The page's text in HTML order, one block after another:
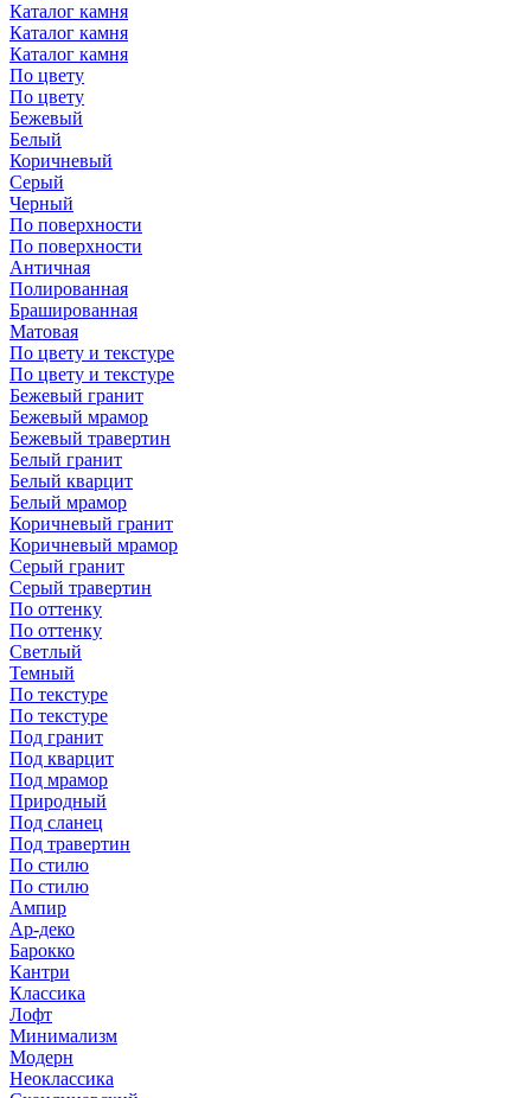
Каталог камня
Каталог камня
Каталог камня
По цвету
По цвету
Бежевый
Белый
Коричневый
Серый
Черный
По поверхности
По поверхности
Античная
Полированная
Брашированная
Матовая
По цвету и текстуре
По цвету и текстуре
Бежевый гранит
Бежевый мрамор
Бежевый травертин
Белый гранит
Белый кварцит
Белый мрамор
Коричневый гранит
Коричневый мрамор
Серый гранит
Серый травертин
По оттенку
По оттенку
Светлый
Темный
По текстуре
По текстуре
Под гранит
Под кварцит
Под мрамор
Природный
Под сланец
Под травертин
По стилю
По стилю
Ампир
Ар-деко
Барокко
Кантри
Классика
Лофт
Минимализм
Модерн
Неоклассика